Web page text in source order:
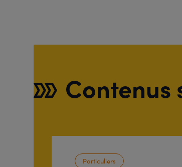
Contenus
Particuliers